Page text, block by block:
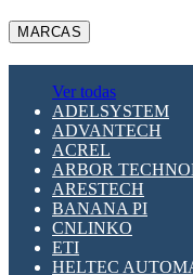
MARCAS
Ver todas
ADELSYSTEM
ADVANTECH
ACREL
ARBOR
ARESTECH
BANANA PI
CNLINKO
ETI
HELTEC